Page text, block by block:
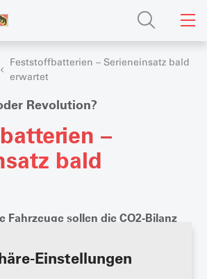
Einstellungen
Feststoffbatterien – Serieneinsatz bald
erwartet
Revolution?
–
bald
Fahrzeuge sollen die CO2-Bilanz
verbessern. Aktuell liegen die
den Erwartungen der
Eine deutlich höhere Reichweite